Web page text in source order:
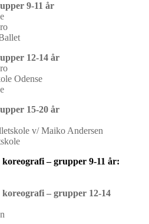
9-11 år
12-14 år
Odense
15-20 år
v/ Maiko Andersen
– grupper 9-11 år:
– grupper 12-14